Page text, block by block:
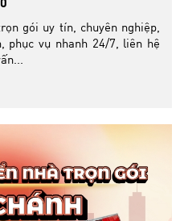
gói uy tín, chuyên nghiệp,
phục vụ nhanh 24/7, liên hệ